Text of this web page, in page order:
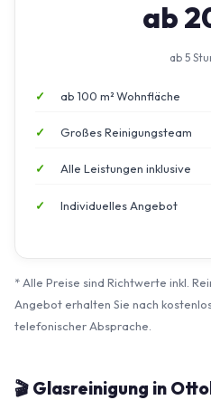
ab
ab 5
ab 100 m² Wohnfläche
Großes Reinigungsteam
Alle Leistungen inklusive
Individuelles Angebot
* Alle Preise sind Richtwerte inkl.
Angebot erhalten Sie nach
telefonischer Absprache.
🎬 Glasreinigung in